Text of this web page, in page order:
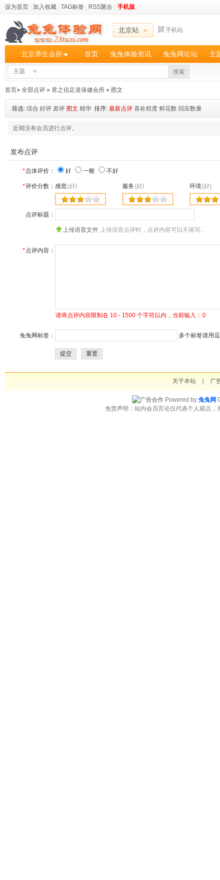
设为首页 加入收藏 TAG标签 RSS聚合 手机版
北京站 手机站
北京养生会所 首页 兔兔体验资讯 兔兔网论坛 主
主题 搜索
首页» 全部点评 » 君之信足道保健会所 » 图文
筛选: 综合 好评 差评 图文 精华 排序: 最新点评 喜欢程度 鲜花数 回应数量
近期没有会员进行点评。
发布点评
*总体评价： 好 一般 不好
*评价分数： 感觉(好) 服务(好) 环境(好)
点评标题：
上传语音文件 上传语音点评时，点评内容可以不填写。
*点评内容：
请将点评内容限制在 10 - 1500 个字符以内，当前输入： 0
兔兔网标签： 多个标签请用
提交 重置
关于本站 广
Powered by 兔兔网
免责声明：站内会员言论仅代表个人观点